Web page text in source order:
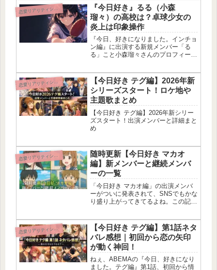
や、しゅんのりのんへの想い、そして
ねねをめぐる三角関係とか、見どこ
ろ...
恋
愛リアリティショー
『今日好き』るる（小森
瑠々）の高校は？卓球少女の
炎上は印象操作
『今日、好きになりました。インチョ
ン編』に出演する新規メンバー「る
る」こと小森瑠々さんのプロフィー
2年生で、実は卓球歴8年の実力を持つ
島根県出身の女の子んだよね。現在...
恋
愛リアリティショー
【今日好き テグ編】2026年新
シリーズスタート！ロケ地や
主題歌まとめ
【今日好き テグ編】2026年新シリー
ズスタート！出演メンバーと詳細まと
め
恋
愛リアリティショー
随時更新【今日好き マカオ
編】新メンバーと継続メンバ
ーの一覧
「今日好き マカオ編」の出演メンバ
ーがついに発表されて、SNSでもかな
り盛り上がってきてるよね。この記事
やすくまとめて紹介していくよ。まだ
プロフィールの詳細は少ないけど、
今...
恋
愛リアリティショー
【今日好き テグ編】第1話ネタ
バレ感想｜初回から恋の矢印
が動く神回！
ねぇ、ABEMAの『今日、好きになり
ました。テグ編』第1話、初回から情